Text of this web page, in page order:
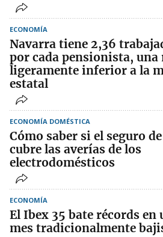
ECONOMÍA
Navarra tiene 2,36
por cada pensionista, una
ligeramente inferior a la
estatal
ECONOMÍA DOMÉSTICA
Cómo saber si el seguro
cubre las averías de los
electrodomésticos
ECONOMÍA
El Ibex 35 bate récords en
mes tradicionalmente